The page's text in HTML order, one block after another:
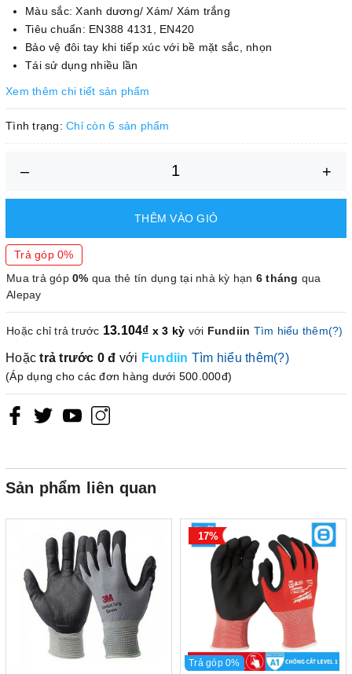
Màu sắc: Xanh dương/ Xám/ Xám trắng
Tiêu chuẩn: EN388 4131, EN420
Bảo vệ đôi tay khi tiếp xúc với bề mặt sắc, nhọn
Tái sử dụng nhiều lần
Xem thêm chi tiết sản phẩm
Tình trạng: Chỉ còn 6 sản phẩm
– +
THÊM VÀO GIỎ
Trả góp 0%
Mua trả góp 0% qua thẻ tín dụng tại nhà kỳ hạn 6 tháng qua
Alepay
Hoặc chỉ trả trước 13.104₫ x 3 kỳ với Fundiin Tìm hiểu thêm(?)
Hoặctrả trước 0 đ với Fundiin Tìm hiểu thêm(?)
(Áp dụng cho các đơn hàng dưới 500.000đ)
Sản phẩm liên quan
Trả góp 0%
17%